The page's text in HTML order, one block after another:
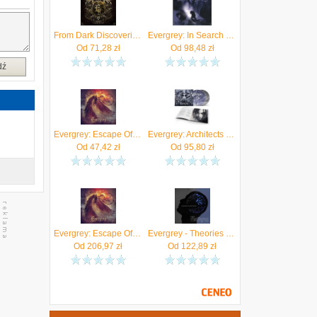
From Dark Discoveries To Heartless Portraits Evergrey
Od 71,28zł
Evergrey: In Search Of Truth (digipack) [CD]
Od 98,48zł
Evergrey: Escape Of The Phoenix (digipack) [CD]
Od 47,42 zł
Evergrey: Architects Of A New Weave (Limited) (digipak) (2xCD)
Od 95,80zł
Evergrey: Escape Of The Phoenix (Artbook) [CD]
Od 206,97 zł
Evergrey - Theories Of Emptiness (Winyl)
Od 122,89 zł